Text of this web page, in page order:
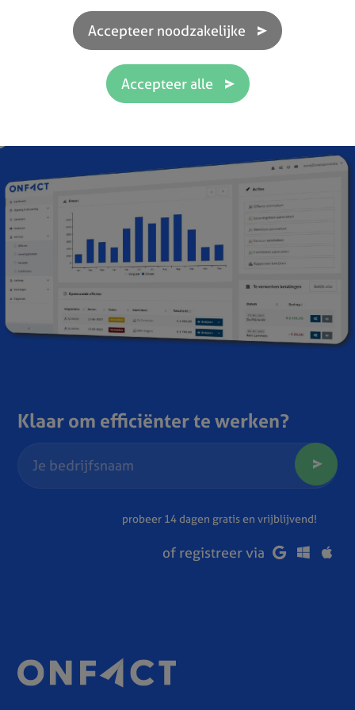
Klaar om efficiënter te werken?
probeer 14 dagen gratis en vrijblijvend!
of registreer via